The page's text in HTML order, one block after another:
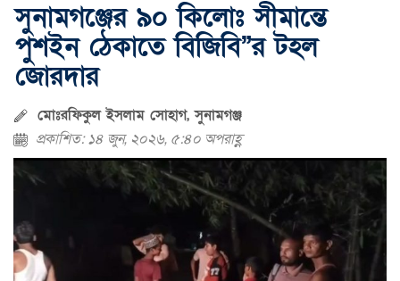
সুনামগঞ্জের ৯০ কিলোঃ সীমান্তে
পুশইন ঠেকাতে বিজিবি”র টহল
জোরদার
মোঃরফিকুল ইসলাম সোহাগ, সুনামগঞ্জ
প্রকাশিত: ১৪ জুন, ২০২৬, ৫:৪০ অপরাহ্ণ